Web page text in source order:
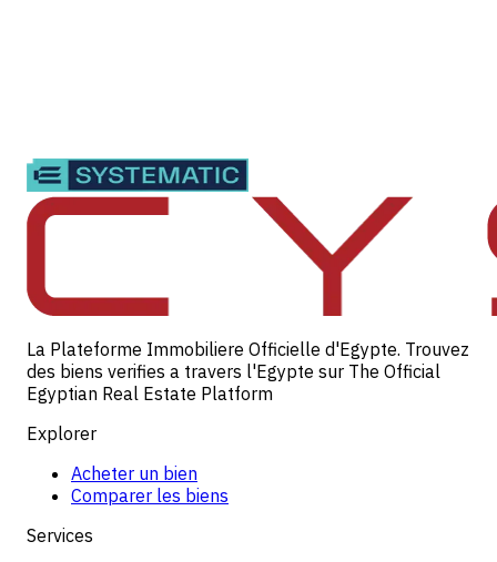
La Plateforme Immobiliere Officielle d'Egypte. Trouvez
des biens verifies a travers l'Egypte sur The Official
Egyptian Real Estate Platform
Explorer
Acheter un bien
Comparer les biens
Services